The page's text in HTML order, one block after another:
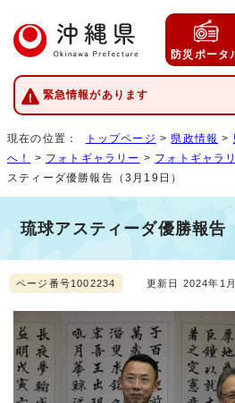
防災ポータ
緊急情報があります
現在の位置： トップページ > 県政情報 >
へ！
> フォトギャラリー > フォトギャラ
スティーダ優勝報告（3月19日）
琉球アスティーダ優勝報告
ページ番号1002234 更新日 2024年1月